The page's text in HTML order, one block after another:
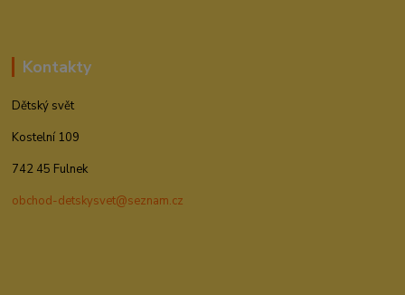
Kontakty
Dětský svět
Kostelní 109
742 45 Fulnek
obchod-detskysvet@seznam.cz